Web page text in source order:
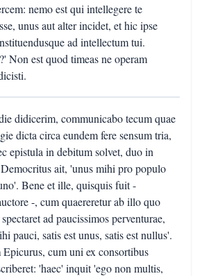
nemo est qui intellegere te
unus aut alter incidet, et hic ipse
ad intellectum tui.
Non est quod timeas ne operam
didicerim, communicabo tecum quae
dicta circa eundem fere sensum tria,
epistula in debitum solvet, duo in
ait, 'unus mihi pro populo
Bene et ille, quisquis fuit -
-, cum quaereretur ab illo quo
ad paucissimos perventurae,
pauci, satis est unus, satis est nullus'.
cum uni ex consortibus
'haec' inquit 'ego non multis,